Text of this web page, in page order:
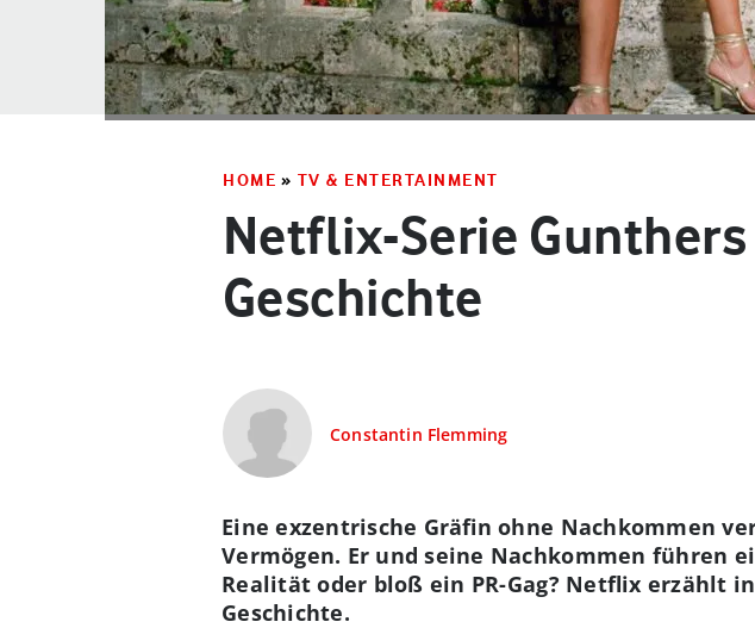
HOME » TV & ENTERTAINMENT
Netflix-Serie
Geschichte
Constantin Flemming
Eine exzentrische Gräfin ohne Nachkommen
Vermögen. Er und seine Nachkommen führen
Realität oder bloß ein PR-Gag? Netflix erzählt
Geschichte.